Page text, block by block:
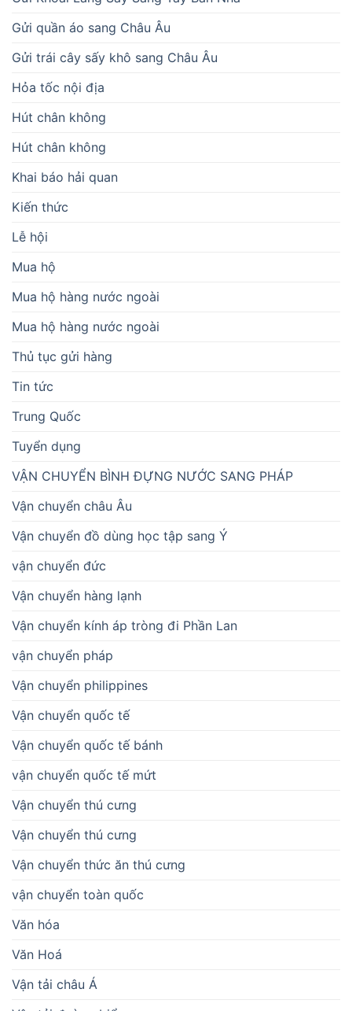
Gửi quần áo sang Châu Âu
Gửi trái cây sấy khô sang Châu Âu
Hỏa tốc nội địa
Hút chân không
Hút chân không
Khai báo hải quan
Kiến thức
Lễ hội
Mua hộ
Mua hộ hàng nước ngoài
Mua hộ hàng nước ngoài
Thủ tục gửi hàng
Tin tức
Trung Quốc
Tuyển dụng
VẬN CHUYỂN BÌNH ĐỰNG NƯỚC SANG PHÁP
Vận chuyển châu Âu
Vận chuyển đồ dùng học tập sang Ý
vận chuyển đức
Vận chuyển hàng lạnh
Vận chuyển kính áp tròng đi Phần Lan
vận chuyển pháp
Vận chuyển philippines
Vận chuyển quốc tế
Vận chuyển quốc tế bánh
vận chuyển quốc tế mứt
Vận chuyển thú cưng
Vận chuyển thú cưng
Vận chuyển thức ăn thú cưng
vận chuyển toàn quốc
Văn hóa
Văn Hoá
Vận tải châu Á